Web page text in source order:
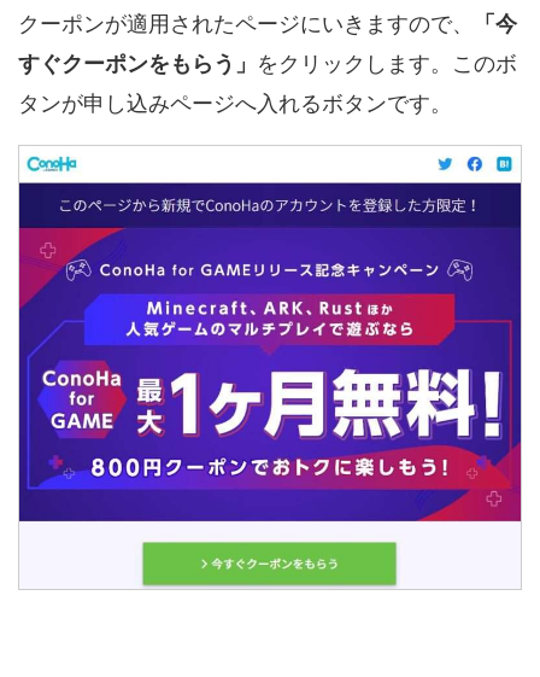
クーポンが適用されたページにいきますので、
「今
すぐクーポンをもらう」 をクリックします。このボ
タンが申し込みページへ入れるボタンです。